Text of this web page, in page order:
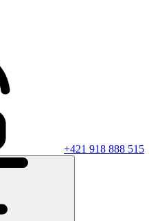
+421 918 888 515